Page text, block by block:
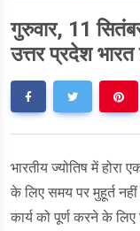
गुरुवार, 11
उत्तर प्रदेश
भारतीय ज्योतिष में होरा
के लिए समय पर मुहूर्त
कार्य को पूर्ण करने के लिए